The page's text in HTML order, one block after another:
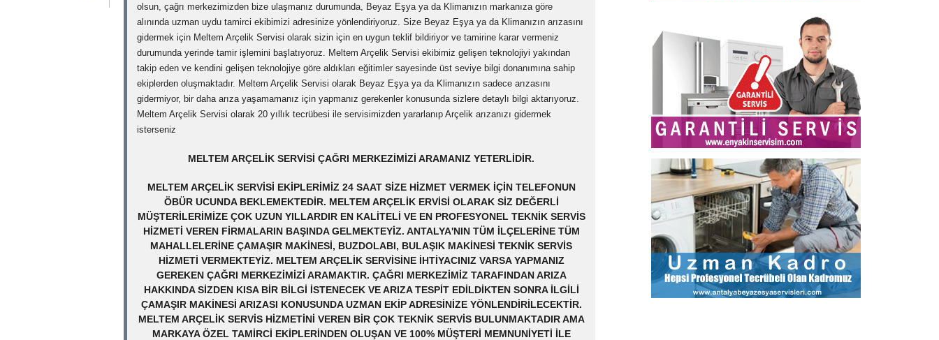
olsun, çağrı merkezimizden bize ulaşmanız durumunda, Beyaz Eşya ya da Klimanızın markanıza göre
alınında uzman uydu tamirci ekibimizi adresinize yönlendiriyoruz. Size Beyaz Eşya ya da Klimanızın arızasını
gidermek için Meltem Arçelik Servisi olarak sizin için en uygun teklif bildiriyor ve tamirine karar vermeniz
durumunda yerinde tamir işlemini başlatıyoruz. Meltem Arçelik Servisi ekibimiz gelişen teknolojiyi yakından
takip eden ve kendini gelişen teknolojiye göre aldıkları eğitimler sayesinde üst seviye bilgi donanımına sahip
ekiplerden oluşmaktadır. Meltem Arçelik Servisi olarak Beyaz Eşya ya da Klimanızın sadece arızasını
gidermiyor, bir daha arıza yaşamamanız için yapmanız gerekenler konusunda sizlere detaylı bilgi aktarıyoruz.
Meltem Arçelik Servisi olarak 20 yıllık tecrübesi ile servisimizden yararlanıp Arçelik arızanızı gidermek
isterseniz
MELTEM ARÇELIK SERVISI ÇAĞRI MERKEZIMIZI ARAMANIZ YETERLIDIR.
MELTEM ARÇELIK SERVISI EKIPLERIMIZ 24 SAAT SIZE HIZMET VERMEK IÇIN TELEFONUN
ÖBÜR UCUNDA BEKLEMEKTEDIR. MELTEM ARÇELIK ERVISI OLARAK SIZ DEĞERLI
MÜŞTERILERIMIZE ÇOK UZUN YILLARDIR EN KALITELI VE EN PROFESYONEL TEKNIK SERVIS
HIZMETI VEREN FIRMALARIN BAŞINDA GELMEKTEYIZ. ANTALYA'NIN TÜM ILÇELERINE TÜM
MAHALLELERINE ÇAMAŞIR MAKINESI, BUZDOLABI, BULAŞIK MAKINESI TEKNIK SERVIS
HIZMETI VERMEKTEYIZ. MELTEM ARÇELIK SERVISINE IHTIYACINIZ VARSA YAPMANIZ
GEREKEN ÇAĞRI MERKEZIMIZI ARAMAKTIR. ÇAĞRI MERKEZIMIZ TARAFINDAN ARIZA
HAKKINDA SIZDEN KISA BIR BILGI ISTENECEK VE ARIZA TESPIT EDILDIKTEN SONRA ILGILI
ÇAMAŞIR MAKINESI ARIZASI KONUSUNDA UZMAN EKIP ADRESINIZE YÖNLENDIRILECEKTIR.
MELTEM ARÇELIK SERVIS HIZMETINI VEREN BIR ÇOK TEKNIK SERVIS BULUNMAKTADIR AMA
MARKAYA ÖZEL TAMIRCI EKIPLERINDEN OLUŞAN VE 100% MÜŞTERI MEMNUNIYETI ILE